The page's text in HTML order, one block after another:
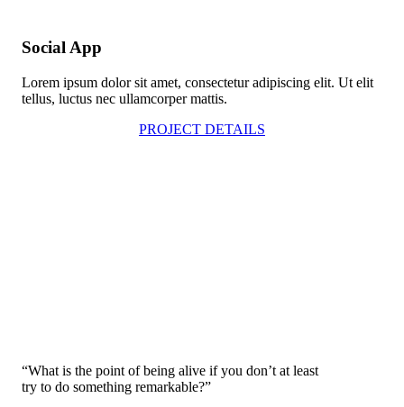
Social App
Lorem ipsum dolor sit amet, consectetur adipiscing elit. Ut elit
tellus, luctus nec ullamcorper mattis.
PROJECT DETAILS
“What is the point of being alive if you don’t at least
try to do something remarkable?”